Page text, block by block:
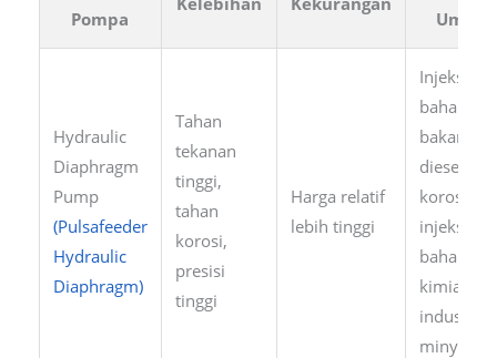
Pompa Umum
Hydraulic
Diaphragm
Pump
(Pulsafeeder
Hydraulic
Diaphragm)
Tahan
tekanan
tinggi,
tahan
korosi,
presisi
tinggi
Harga relatif
lebih tinggi
Injeksi
bahan
bakar
diesel,
korosi,
injeksi
bahan
kimia di
industri
minyak